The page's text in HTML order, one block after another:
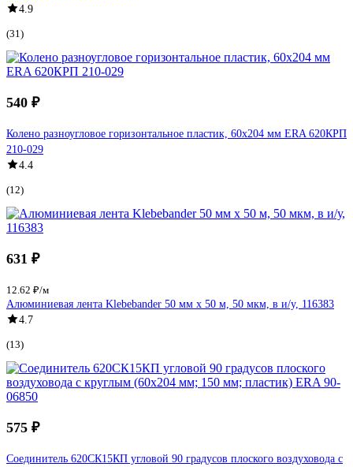
4.9
(31)
540 ₽
Колено разноугловое горизонтальное пластик, 60х204 мм ERA 620КРП
210-029
4.4
(12)
631 ₽
12.62 ₽/м
Алюминиевая лента Klebebander 50 мм х 50 м, 50 мкм, в и/у, 116383
4.7
(13)
575 ₽
Соединитель 620СК15КП угловой 90 градусов плоского воздуховода с